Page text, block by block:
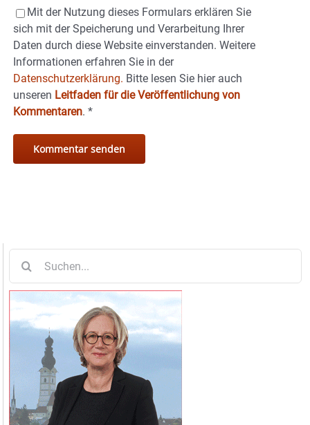
Mit der Nutzung dieses Formulars erklären Sie
sich mit der Speicherung und Verarbeitung Ihrer
Daten durch diese Website einverstanden. Weitere
Informationen erfahren Sie in der
Datenschutzerklärung. Bitte lesen Sie hier auch
unseren Leitfaden für die Veröffentlichung von
Kommentaren. *
nach: